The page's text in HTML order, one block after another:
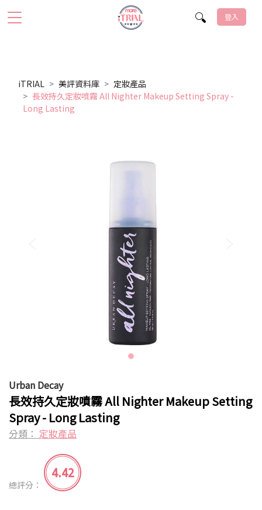
登入
iTRIAL 美評資料庫
定妝產品
長效持久定妝噴霧 All Nighter Makeup Setting Spray -
Long Lasting
Urban Decay
長效持久定妝噴霧 All Nighter Makeup Setting
Spray - Long Lasting
分類： 定妝產品
總評分：
4.42